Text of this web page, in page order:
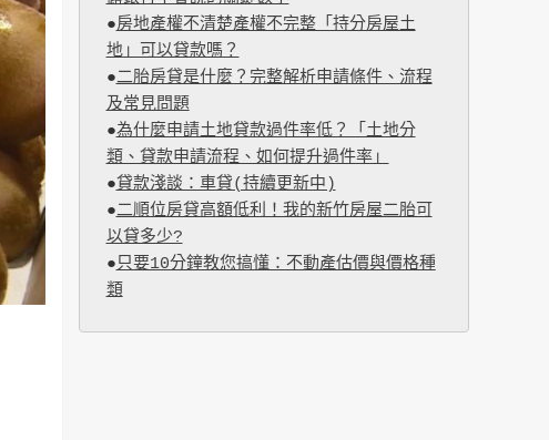
●房地產權不清楚產權不完整「持分房屋土
地」可以貸款嗎？
●二胎房貸是什麼？完整解析申請條件、流程
及常見問題
●為什麼申請土地貸款過件率低？「土地分
類、貸款申請流程、如何提升過件率」
●貸款淺談：車貸(持續更新中)
●二順位房貸高額低利！我的新竹房屋二胎可
以貸多少?
●只要10分鐘教您搞懂：不動產估價與價格種
類